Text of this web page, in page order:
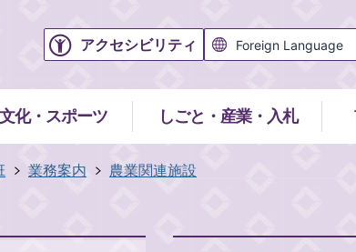
アクセシビリティ
化・スポーツ しごと・産業・入札
業務案内
農業関連施設